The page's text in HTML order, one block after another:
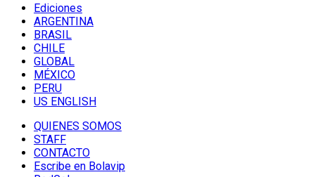
Ediciones
ARGENTINA
BRASIL
CHILE
GLOBAL
MÉXICO
PERU
US ENGLISH
QUIENES SOMOS
STAFF
CONTACTO
Escribe en Bolavip